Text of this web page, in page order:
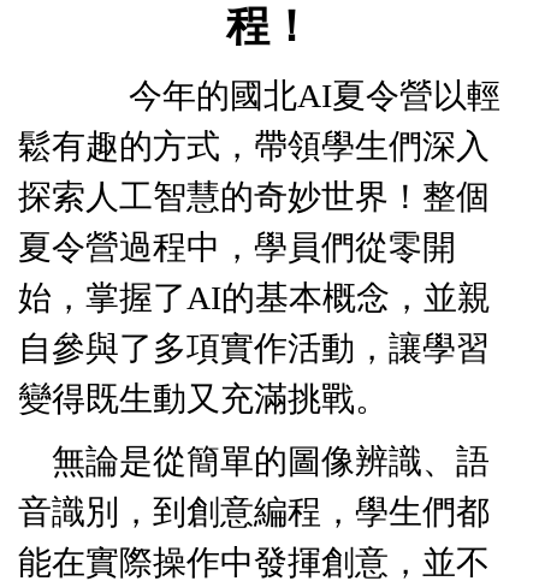
程！
今年的國北AI夏令營以輕
鬆有趣的方式，帶領學生們深入
探索人工智慧的奇妙世界！整個
夏令營過程中，學員們從零開
始，掌握了AI的基本概念，並親
自參與了多項實作活動，讓學習
變得既生動又充滿挑戰。
無論是從簡單的圖像辨識、語
音識別，到創意編程，學生們都
能在實際操作中發揮創意，並不